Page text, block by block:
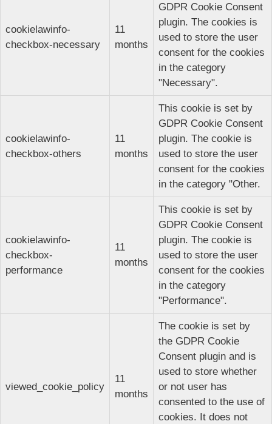
cookielawinfo-
checkbox-necessary
11
months
GDPR Cookie Consent
plugin. The cookies is
used to store the user
consent for the cookies
in the category
"Necessary".
cookielawinfo-
checkbox-others
11
months
This cookie is set by
GDPR Cookie Consent
plugin. The cookie is
used to store the user
consent for the cookies
in the category "Other.
cookielawinfo-
checkbox-
performance
11
months
This cookie is set by
GDPR Cookie Consent
plugin. The cookie is
used to store the user
consent for the cookies
in the category
"Performance".
viewed_cookie_policy
11
months
The cookie is set by
the GDPR Cookie
Consent plugin and is
used to store whether
or not user has
consented to the use of
cookies. It does not